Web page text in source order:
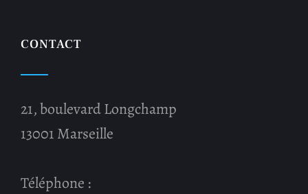
CONTACT
21, boulevard Longchamp
13001 Marseille
Téléphone :